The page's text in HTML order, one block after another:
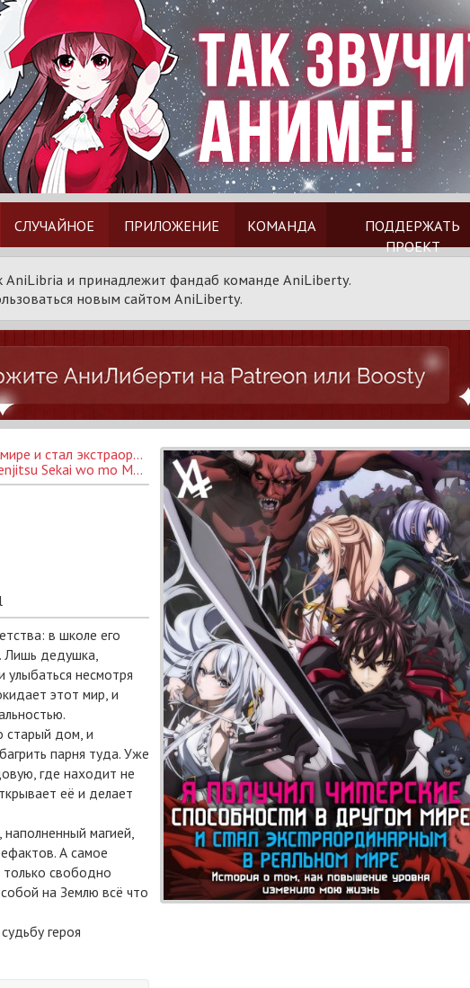
СЛУЧАЙНОЕ ПРИЛОЖЕНИЕ КОМАНДА
ПОДДЕРЖАТЬ
ПРОЕКТ
AniLibria и принадлежит фандаб команде AniLiberty.
новым сайтом AniLiberty.
Я получил читерские способности в другом мире и стал экстраординарным в реальном мире: История о том, как повышение уровня изменило мою жизнь
Level Up wa Jinsei wo Kaeta
в школе его
Лишь дедушка,
улыбаться несмотря
этот мир, и
старый дом, и
парня туда. Уже
где находит не
её и делает
магией,
А самое
свободно
на Землю всё что
героя